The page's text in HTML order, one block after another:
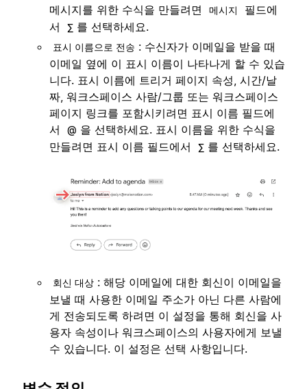
메시지를 위한 수식을 만들려면
메시지
필드에
서
∑ 를 선택하세요.
표시 이름으로 전송 : 수신자가 이메일을 받을 때
이메일 옆에 이 표시 이름이 나타나게 할 수 있습
니다. 표시 이름에 트리거 페이지 속성, 시간/날
짜, 워크스페이스 사람/그룹 또는 워크스페이스
페이지 링크를 포함시키려면 표시 이름 필드에
서
@ 을 선택하세요. 표시 이름을 위한 수식을
만들려면 표시 이름 필드에서
∑ 를 선택하세요.
회신 대상 : 해당 이메일에 대한 회신이 이메일을
보낼 때 사용한 이메일 주소가 아닌 다른 사람에
게 전송되도록 하려면 이 설정을 통해 회신을 사
용자 속성이나 워크스페이스의 사용자에게 보낼
수 있습니다. 이 설정은 선택 사항입니다.